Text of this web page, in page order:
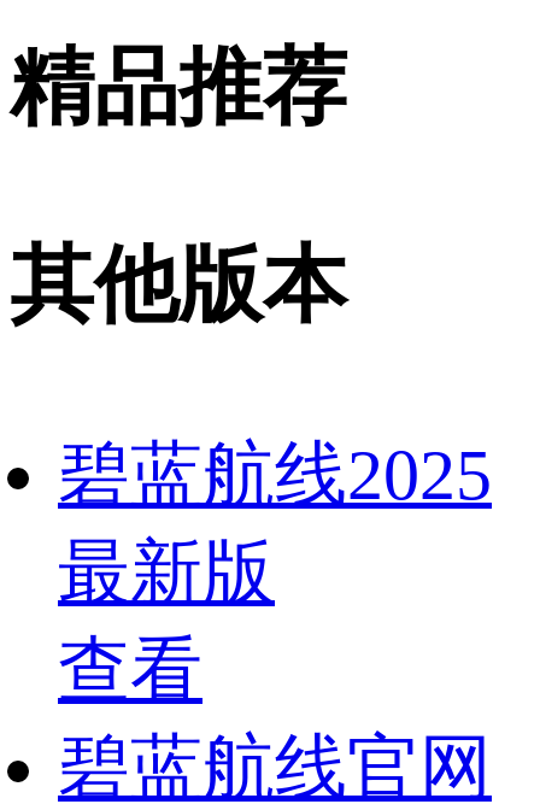
精品推荐
其他版本
碧蓝航线2025
最新版
查看
碧蓝航线官网